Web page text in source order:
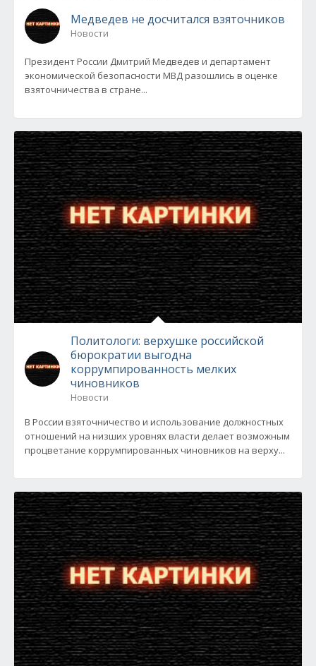
Медведев не досчитался взяточников
Новости
Президент России Дмитрий Медведев и департамент
экономической безопасности МВД разошлись в оценке
взяточничества в стране...
Политологи: верхушке российской
бюрократии выгодна
коррумпированность мелких
чиновников
Новости
В России взяточничество и использование должностных
отношений на низших уровнях власти делает возможным
процветание коррумпированных чиновников на верху...